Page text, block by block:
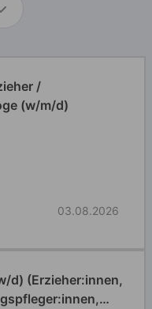
/
(w/m/d)
03.08.2026
d) (Erzieher:innen,